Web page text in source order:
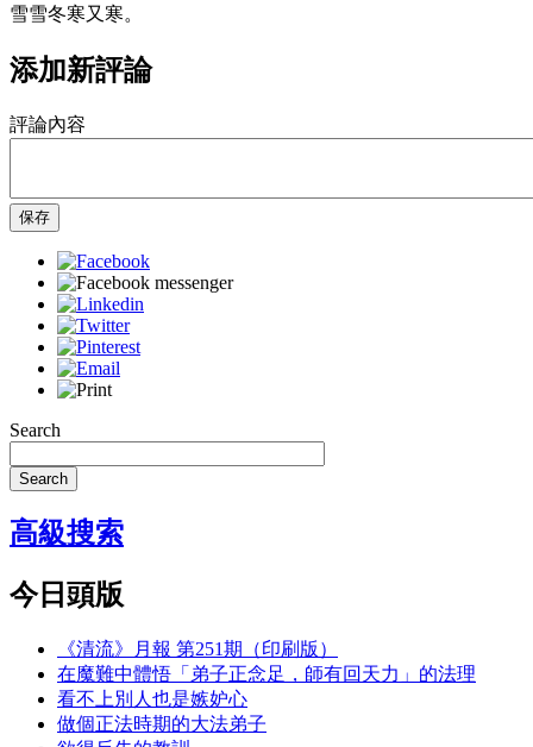
雪雪冬寒又寒。
添加新評論
評論內容
保存
Search
Search
高級搜索
今日頭版
《清流》月報 第251期（印刷版）
在魔難中體悟「弟子正念足，師有回天力」的法理
看不上別人也是嫉妒心
做個正法時期的大法弟子